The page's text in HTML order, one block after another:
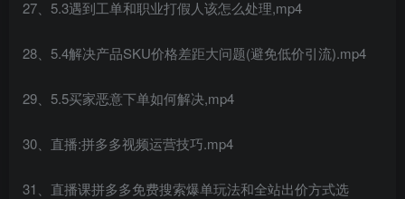
27、5.3遇到工单和职业打假人该怎么处理,mp4
28、5.4解决产品SKU价格差距大问题(避免低价引流).mp4
29、5.5买家恶意下单如何解决,mp4
30、直播:拼多多视频运营技巧.mp4
31、直播课拼多多免费搜索爆单玩法和全站出价方式选